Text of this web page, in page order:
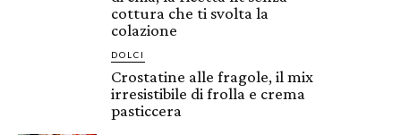
cottura che ti svolta la
colazione
DOLCI
Crostatine alle fragole, il mix
irresistibile di frolla e crema
pasticcera